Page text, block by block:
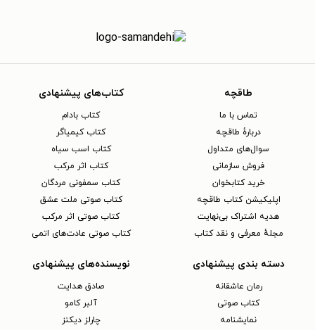
طاقچه
تماس با ما
دربارهٔ طاقچه
سوال‌های متداول
فروش سازمانی
خرید کتابخوان
اپلیکیشن کتاب طاقچه
هدیه اشتراک بی‌نهایت
مجلهٔ معرفی و نقد کتاب
کتاب‌های پیشنهادی
کتاب بادام
کتاب کیمیاگر
کتاب اسب سیاه
کتاب اثر مرکب
کتاب سمفونی مردگان
کتاب صوتی ملت عشق
کتاب صوتی اثر مرکب
کتاب صوتی عادت‌های اتمی
دسته بندی پیشنهادی
رمان عاشقانه
کتاب‌ صوتی
نمایشنامه
نویسنده‌های پیشنهادی
صادق هدایت
آلبر کامو
چارلز دیکنز